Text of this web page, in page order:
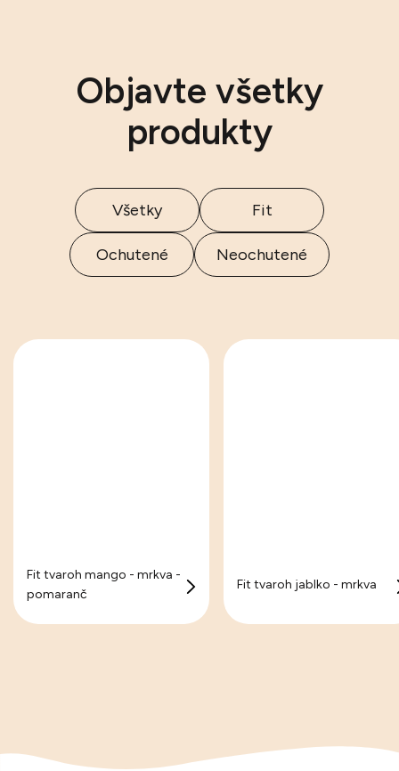
Objavte všetky
produkty
Všetky Fit
Ochutené Neochutené
Fit tvaroh mango - mrkva -
pomaranč
Fit tvaroh jablko - mrkva